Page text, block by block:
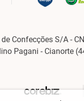
Confecções S/A -
Pagani - Cianorte